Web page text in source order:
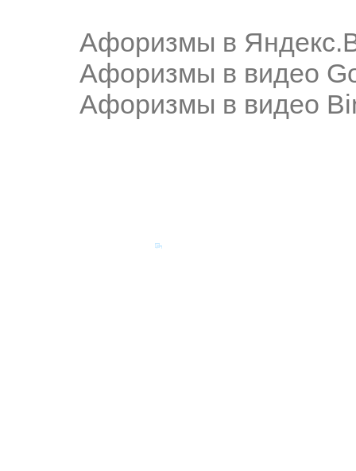
Афоризмы в
Афоризмы в видео
Афоризмы в видео